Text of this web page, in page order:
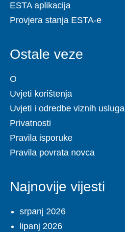
ESTA aplikacija
Provjera stanja ESTA-e
Ostale veze
O
Uvjeti korištenja
Uvjeti i odredbe viznih usluga
Privatnosti
Pravila isporuke
Pravila povrata novca
Najnovije vijesti
srpanj 2026
lipanj 2026